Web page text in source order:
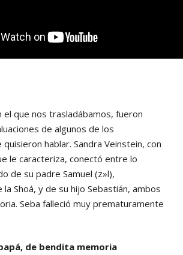
el que nos trasladábamos, fueron
de algunos de los
hablar. Sandra Veinstein, con
le caracteriza, conectó entre lo
de su padre Samuel (z»l),
Shoá, y de su hijo Sebastián, ambos
Seba falleció muy prematuramente
de bendita memoria